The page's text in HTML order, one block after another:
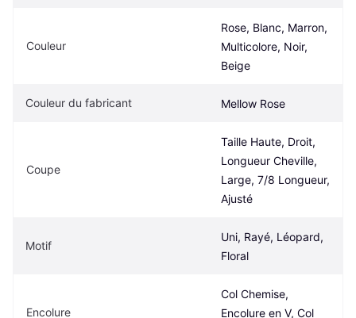
Couleur
Rose, Blanc, Marron,
Multicolore, Noir,
Beige
Couleur du fabricant Mellow Rose
Coupe
Taille Haute, Droit,
Longueur Cheville,
Large, 7/8 Longueur,
Ajusté
Motif
Uni, Rayé, Léopard,
Floral
Encolure
Col Chemise,
Encolure en V, Col